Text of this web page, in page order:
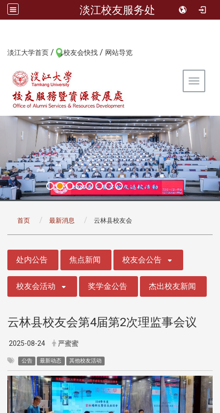
淡江校友服务处
淡江大学首页 / 校友会快找 / 网站导览
Toggle
首页 最新消息 云林县校友会
处内公告 焦点新闻 校友会公告
校友会活动 奖学金公告 杰出校友新闻
云林县校友会第4届第2次理监事会议
2025-08-24 严蜜蜜
公告 最新动态 其他校友活动